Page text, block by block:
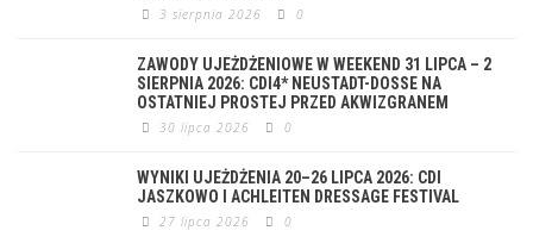
3 sierpnia 2026 0
ZAWODY UJEŻDŻENIOWE W WEEKEND 31 LIPCA – 2
SIERPNIA 2026: CDI4* NEUSTADT-DOSSE NA
OSTATNIEJ PROSTEJ PRZED AKWIZGRANEM
30 lipca 2026 0
WYNIKI UJEŻDŻENIA 20–26 LIPCA 2026: CDI
JASZKOWO I ACHLEITEN DRESSAGE FESTIVAL
27 lipca 2026 0